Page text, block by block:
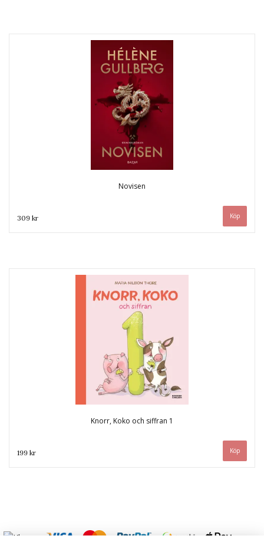
Novisen
309 kr
Knorr, Koko och siffran 1
199 kr